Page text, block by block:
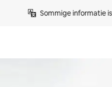
Sommige informatie